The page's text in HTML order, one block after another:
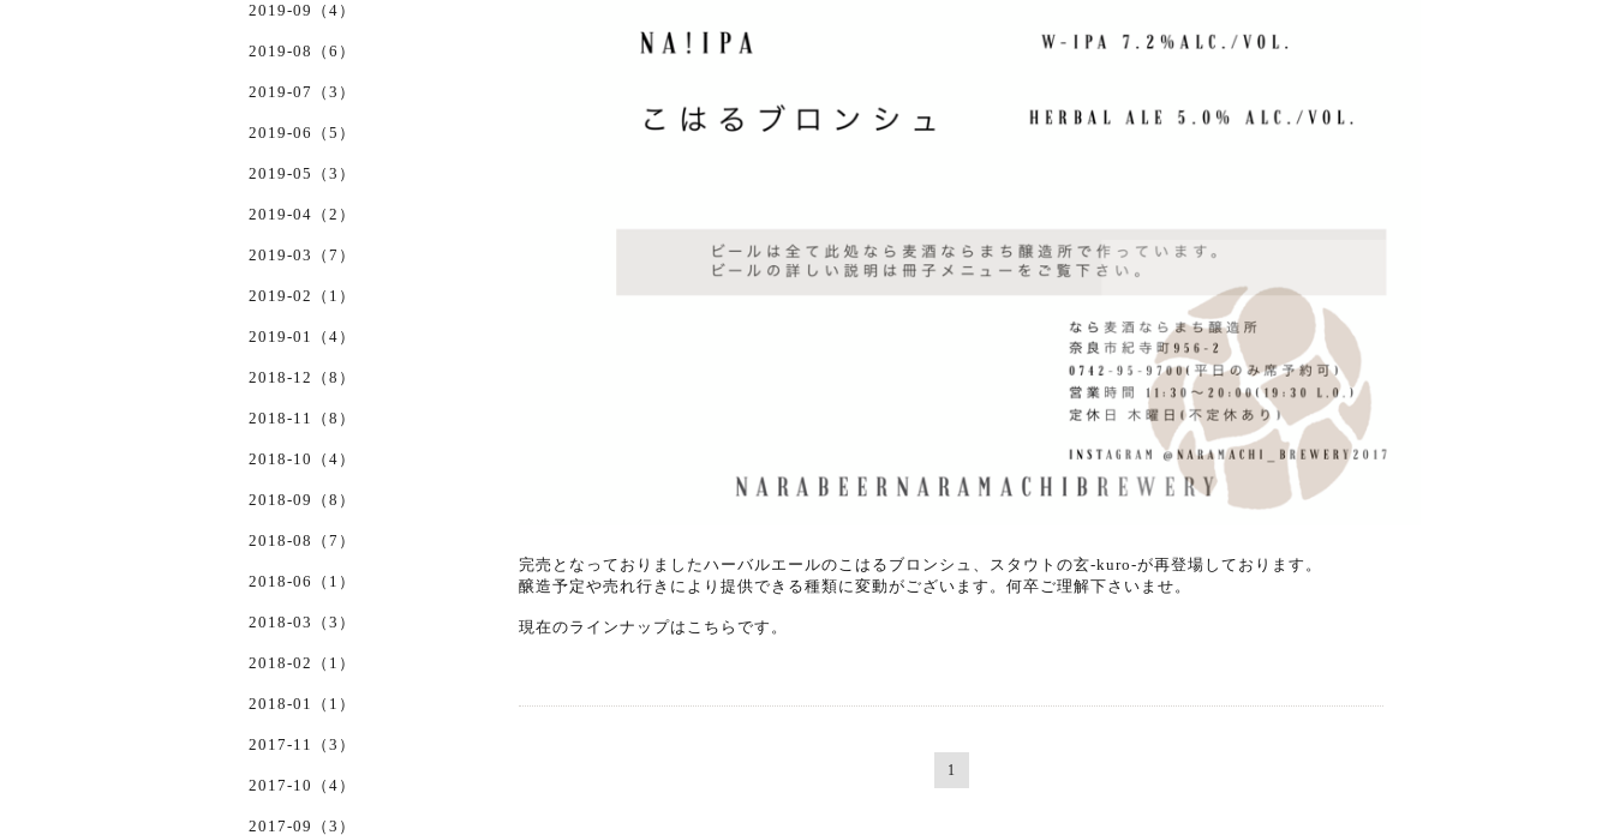
完売となっておりましたハーバルエールのこはるブロンシュ、スタウトの玄-kuro-が再登場しております。
醸造予定や売れ行きにより提供できる種類に変動がございます。何卒ご理解下さいませ。
現在のラインナップはこちらです。
1
2019-09（4）
2019-08（6）
2019-07（3）
2019-06（5）
2019-05（3）
2019-04（2）
2019-03（7）
2019-02（1）
2019-01（4）
2018-12（8）
2018-11（8）
2018-10（4）
2018-09（8）
2018-08（7）
2018-06（1）
2018-03（3）
2018-02（1）
2018-01（1）
2017-11（3）
2017-10（4）
2017-09（3）